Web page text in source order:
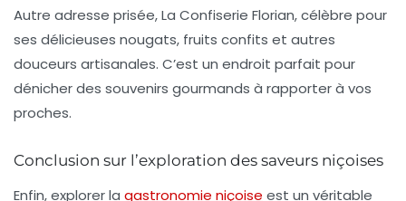
Autre adresse prisée,La Confiserie Florian, célèbre pour
ses délicieuses nougats, fruits confits et autres
douceurs artisanales. C’est un endroit parfait pour
dénicher des souvenirs gourmands à rapporter à vos
proches.
Conclusion sur l’exploration des saveurs niçoises
Enfin, explorer la gastronomie niçoise est un véritable